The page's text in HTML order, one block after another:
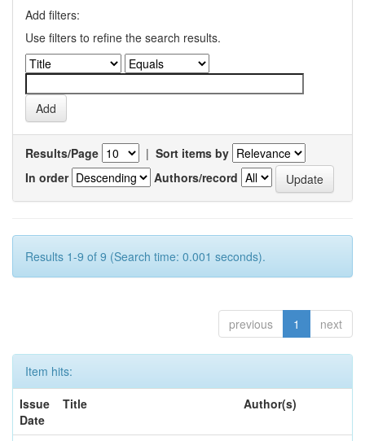
Add filters:
Use filters to refine the search results.
Results/Page | Sort items by
In order
Authors/record
Results 1-9 of 9 (Search time: 0.001 seconds).
previous 1 next
Item hits:
Issue
Date
Title Author(s)